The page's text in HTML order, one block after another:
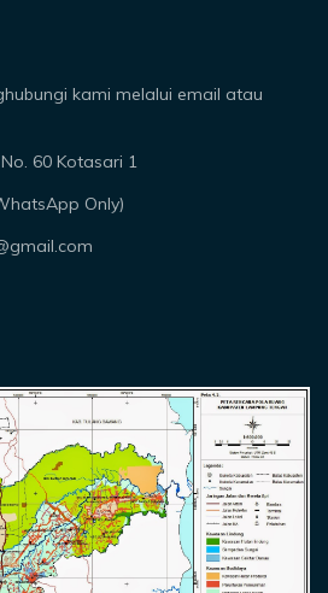
kami melalui email atau
60 Kotasari 1
Only)